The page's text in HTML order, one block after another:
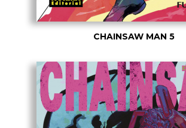
CHAINSAW MAN 5